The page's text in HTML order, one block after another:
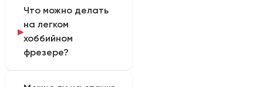
легкие, недорогие
устройства из
алюминиевого
конструкционного
Что можно делать
на легком
хоббийном
фрезере?